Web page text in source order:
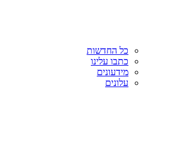
כל החדשות
כתבו עלינו
מידעונים
עלונים